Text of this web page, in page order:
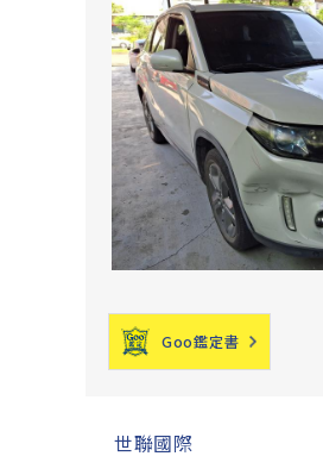
Goo鑑定書
世聯國際